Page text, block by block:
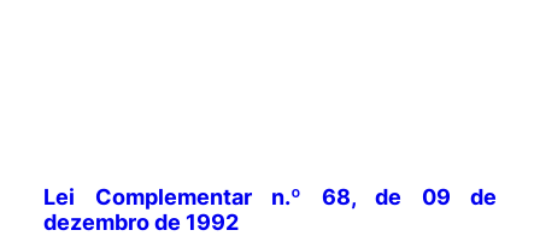
Lei Complementar n.º 68, de 09 de
dezembro de 1992